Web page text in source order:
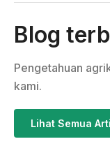
Blog
Pengetahuan
kami.
Lihat Semua